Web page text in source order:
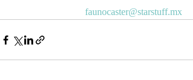
faunocaster@starstuff.mx